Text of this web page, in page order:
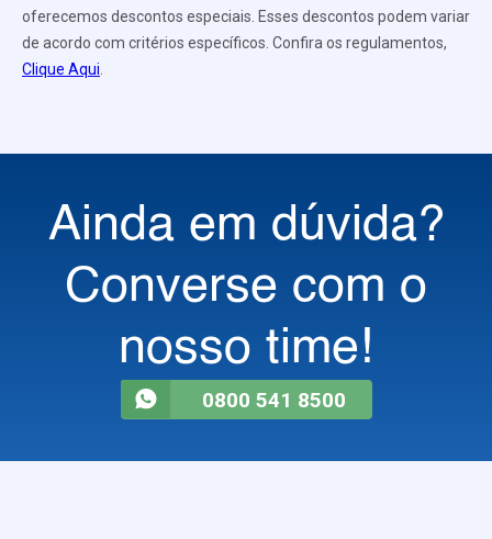
oferecemos descontos especiais. Esses descontos podem variar
de acordo com critérios específicos. Confira os regulamentos,
Clique Aqui
Ainda em dúvida?
Converse com o
nosso time!
0800 541 8500